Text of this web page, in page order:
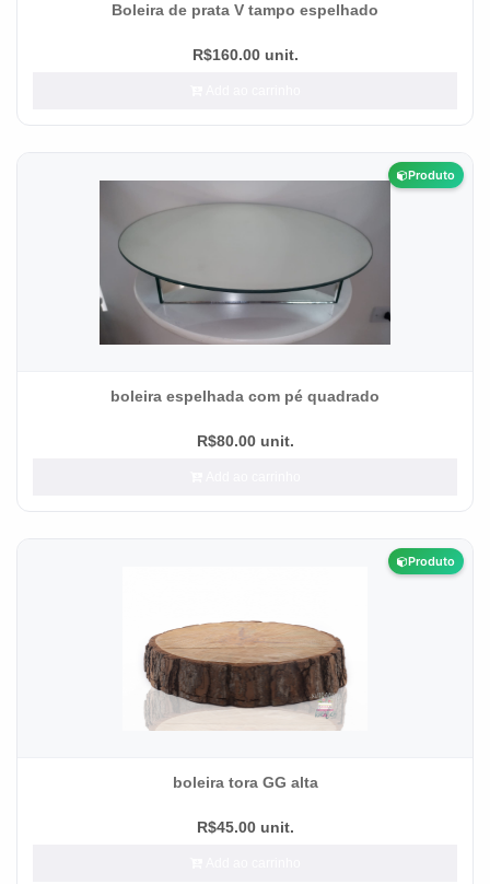
Boleira de prata V tampo espelhado
R$160.00 unit.
Produto
boleira espelhada com pé quadrado
R$80.00 unit.
Produto
boleira tora GG alta
R$45.00 unit.